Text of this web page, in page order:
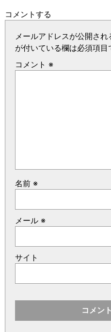
コメントする
メールアドレスが公開され
が付いている欄は必須項目
コメント ※
名前 ※
メール ※
サイト